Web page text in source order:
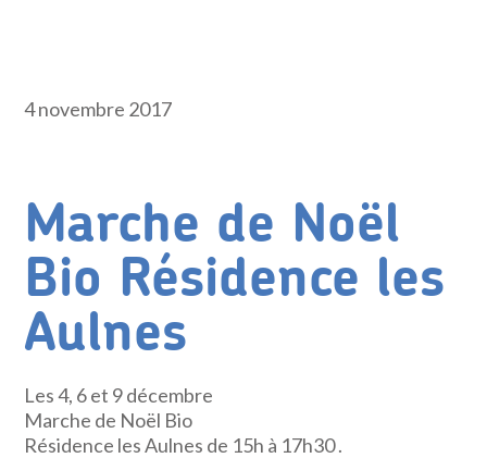
4 novembre 2017
Marche de Noël
Bio Résidence les
Aulnes
Les 4, 6 et 9 décembre
Marche de Noël Bio
Résidence les Aulnes de 15h à 17h30 .